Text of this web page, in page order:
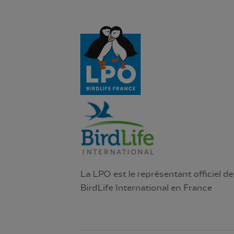
La LPO est le représentant officiel de
BirdLife International en France